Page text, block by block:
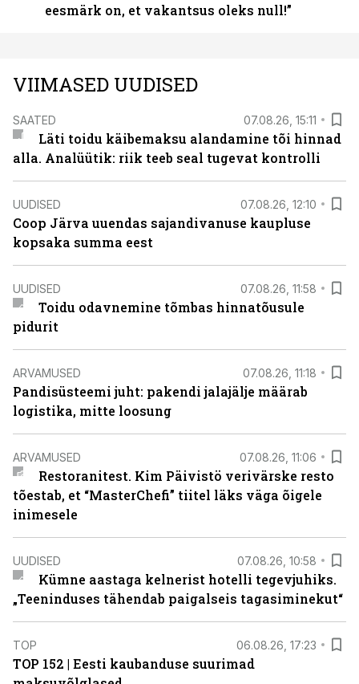
eesmärk on, et vakantsus oleks null!”
VIIMASED UUDISED
SAATED 07.08.26, 15:11
Läti toidu käibemaksu alandamine tõi hinnad
alla. Analüütik: riik teeb seal tugevat kontrolli
UUDISED 07.08.26, 12:10
Coop Järva uuendas sajandivanuse kaupluse
kopsaka summa eest
UUDISED 07.08.26, 11:58
Toidu odavnemine tõmbas hinnatõusule
pidurit
ARVAMUSED 07.08.26, 11:18
Pandisüsteemi juht: pakendi jalajälje määrab
logistika, mitte loosung
ARVAMUSED 07.08.26, 11:06
Restoranitest. Kim Päivistö verivärske resto
tõestab, et “MasterChefi” tiitel läks väga õigele
inimesele
UUDISED 07.08.26, 10:58
Kümne aastaga kelnerist hotelli tegevjuhiks.
„Teeninduses tähendab paigalseis tagasiminekut“
TOP 06.08.26, 17:23
TOP 152 | Eesti kaubanduse suurimad